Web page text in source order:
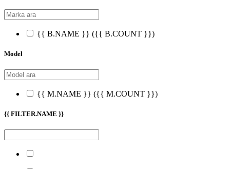
{{ B.NAME }} ({{ B.COUNT }})
Model
{{ M.NAME }} ({{ M.COUNT }})
{{ FILTER.NAME }}